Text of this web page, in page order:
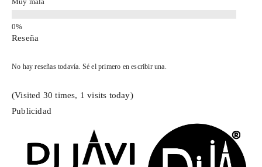
Reseña
No hay reseñas todavía. Sé el primero en escribir una.
(Visited 30 times, 1 visits today)
Publicidad